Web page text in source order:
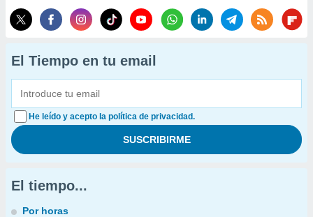
El Tiempo en tu email
He leído y acepto la política de privacidad.
El tiempo...
Por horas